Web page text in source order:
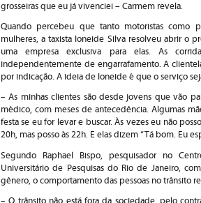
grosseiras que eu já vivenciei – Carmem revela.
Quando percebeu que tanto motoristas como
mulheres, a taxista Ioneide Silva resolveu abrir o
uma empresa exclusiva para elas. As
independentemente de engarrafamento. A
por indicação. A ideia de Ioneide é que o serviço
– As minhas clientes são desde jovens que vão
médico, com meses de antecedência. Algumas
festa se eu for levar e buscar. Às vezes eu não
20h, mas posso às 22h. E elas dizem “Tá bom. Eu
Segundo Raphael Bispo, pesquisador no
Universitário de Pesquisas do Rio de Janeiro,
gênero, o comportamento das pessoas no trânsito